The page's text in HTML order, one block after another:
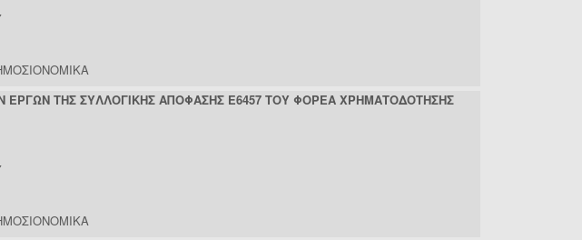
ΤΗΣ ΣΥΛΛΟΓΙΚΗΣ ΑΠΟΦΑΣΗΣ Ε6457 ΤΟΥ ΦΟΡΕΑ ΧΡΗΜΑΤΟΔΟΤΗΣΗΣ